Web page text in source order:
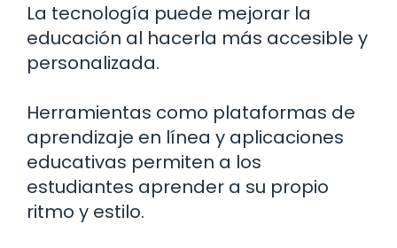
La tecnología puede mejorar la
educación al hacerla más accesible y
personalizada.
Herramientas como plataformas de
aprendizaje en línea y aplicaciones
educativas permiten a los
estudiantes aprender a su propio
ritmo y estilo.